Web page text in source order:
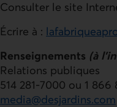
Consulter le site
Écrire à :
Renseignements (à
Relations publiques
514 281-7000 ou 1
media@desjardins.com